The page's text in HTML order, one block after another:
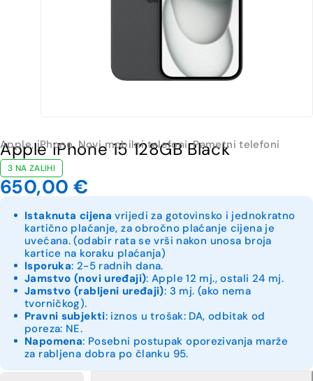
Apple,iPhone, Novi mobilni telefoni,Pametni telefoni
Apple iPhone 15 128GB Black
3 NA ZALIHI
650,00 €
Istaknuta cijena vrijedi za gotovinsko i jednokratno
kartično plaćanje, za obročno plaćanje cijena je
uvećana. (odabir rata se vrši nakon unosa broja
kartice na koraku plaćanja)
Isporuka: 2-5 radnih dana.
Jamstvo (novi uređaji): Apple 12 mj., ostali 24 mj.
Jamstvo (rabljeni uređaji): 3 mj. (ako nema
tvorničkog).
Pravni subjekti: iznos u trošak: DA, odbitak od
poreza: NE.
Napomena: Posebni postupak oporezivanja marže
za rabljena dobra po članku 95.